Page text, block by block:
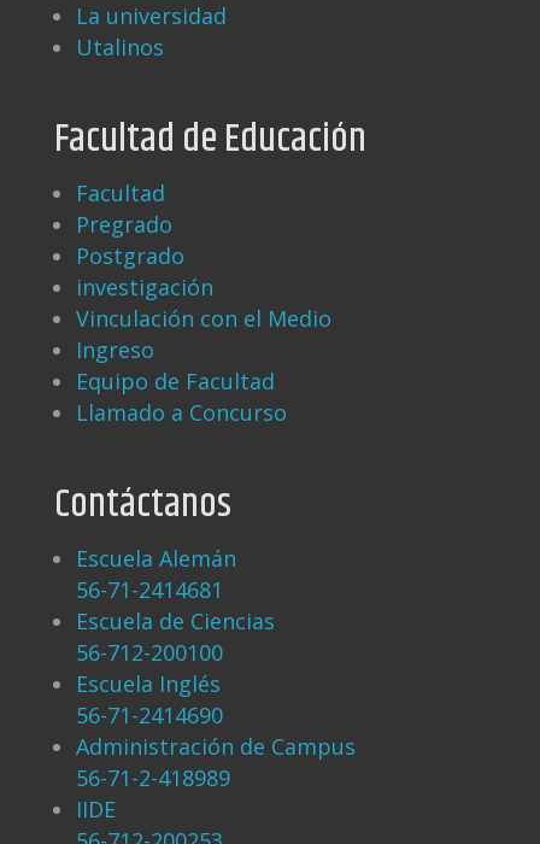
La universidad
Utalinos
Facultad de Educación
Facultad
Pregrado
Postgrado
investigación
Vinculación con el Medio
Ingreso
Equipo de Facultad
Llamado a Concurso
Contáctanos
Escuela Alemán
56-71-2414681
Escuela de Ciencias
56-712-200100
Escuela Inglés
56-71-2414690
Administración de Campus
56-71-2-418989
IIDE